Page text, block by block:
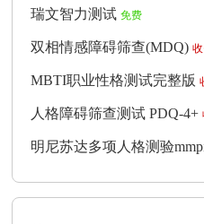
瑞文智力测试 免费
双相情感障碍筛查(MDQ)
MBTI职业性格测试完整版
人格障碍筛查测试 PDQ-4+
明尼苏达多项人格测验